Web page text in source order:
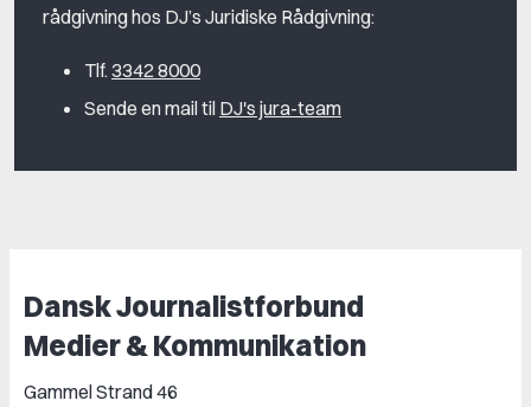
rådgivning hos DJ’s Juridiske Rådgivning:
Tlf. 3342 8000
Sende en mail til DJ's jura-team
Dansk Journalistforbund
Medier & Kommunikation
Gammel Strand 46